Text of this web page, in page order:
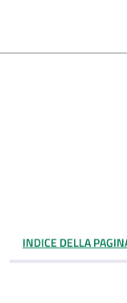
INDICE DELLA